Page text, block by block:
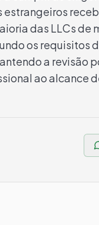
estrangeiros
das LLCs de
os requisitos
a revisão
ao alcance